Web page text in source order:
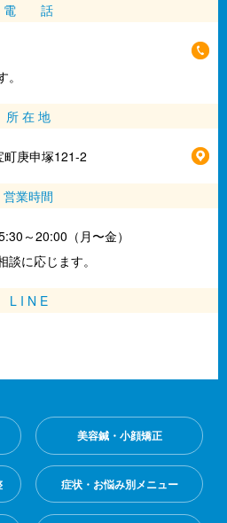
電 話
所 在 地
庚申塚121-2
営業時間
～20:00（月〜金）
談に応じます。
L I N E
美容鍼・小顔矯正
症状・お悩み別メニュー